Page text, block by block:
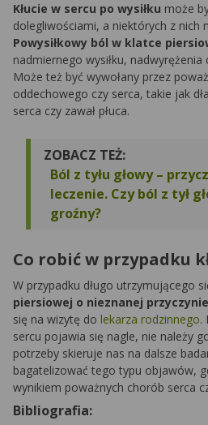
Kłucie w sercu po wysiłku może
dolegliwościami, a niektórych z nich
Powysiłkowy ból w klatce
nadmiernego wysiłku, nadwyrężenia
Może też być wywołany przez
oddechowego czy serca, takie jak
serca czy zawał płuca.
ZOBACZ TEŻ:
Ból z tyłu głowy –
leczenie. Czy ból z tył
groźny?
Co robić w przypadku
W przypadku długo utrzymującego
piersiowej o nieznanej przyczynie
się na wizytę do lekarza rodzinnego.
sercu pojawia się nagle, nie należy
potrzeby skieruje nas na dalsze
bagatelizować tego typu objawów,
wynikiem poważnych chorób serca
Bibliografia: